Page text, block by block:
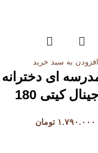
افزودن به سبد خرید
ای دخترانه
کیتی 180
۱.۷۹۰.۰۰۰ تومان